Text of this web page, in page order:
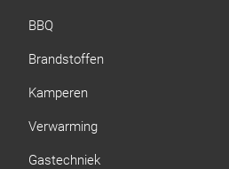
BBQ
Brandstoffen
Kamperen
Verwarming
Gastechniek